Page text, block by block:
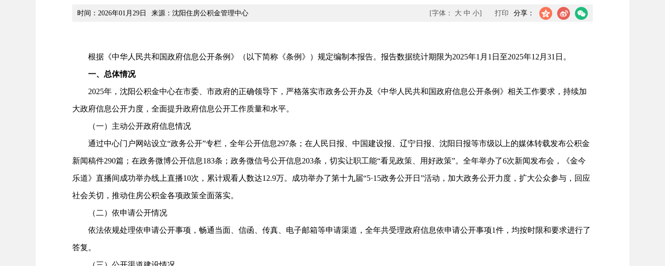
时间：2026年01月29日 来源：沈阳住房公积金管理中心 分享：
[字体： 大 中 小] 打印
根据《中华人民共和国政府信息公开条例》（以下简称《条例》）规定编制本报告。报告数据统计期限为2025年1月1日至2025年12月31日。
一、总体情况
2025年，沈阳公积金中心在市委、市政府的正确领导下，严格落实市政务公开办及《中华人民共和国政府信息公开条例》相关工作要求，持续加
大政府信息公开力度，全面提升政府信息公开工作质量和水平。
（一）主动公开政府信息情况
通过中心门户网站设立“政务公开”专栏，全年公开信息297条；在人民日报、中国建设报、辽宁日报、沈阳日报等市级以上的媒体转载发布公积金
新闻稿件290篇；在政务微博公开信息183条；政务微信号公开信息203条，切实让职工能“看见政策、用好政策”。全年举办了6次新闻发布会，《金今
乐道》直播间成功举办线上直播10次，累计观看人数达12.9万。成功举办了第十九届“5·15政务公开日”活动，加大政务公开力度，扩大公众参与，回应
社会关切，推动住房公积金各项政策全面落实。
（二）依申请公开情况
依法依规处理依申请公开事项，畅通当面、信函、传真、电子邮箱等申请渠道，全年共受理政府信息依申请公开事项1件，均按时限和要求进行了
答复。